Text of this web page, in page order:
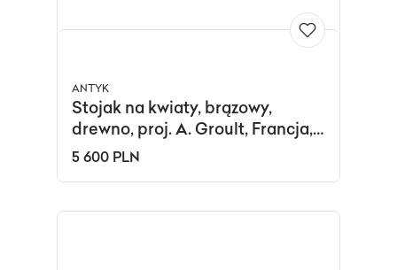
ANTYK
Stojak na kwiaty, brązowy,
drewno, proj. A. Groult, Francja,
lata 20.
5 600 PLN